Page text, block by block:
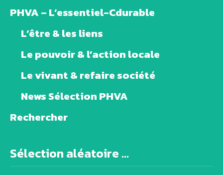
PHVA – L’essentiel-Cdurable
L’être & les liens
Le pouvoir & l’action locale
Le vivant & refaire société
News Sélection PHVA
Rechercher
Sélection aléatoire ...